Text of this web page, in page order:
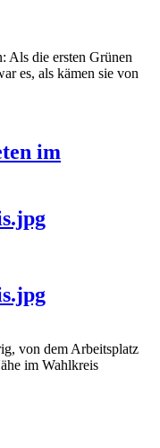
Als die ersten Grünen
es, als kämen sie von
im
von dem Arbeitsplatz
im Wahlkreis